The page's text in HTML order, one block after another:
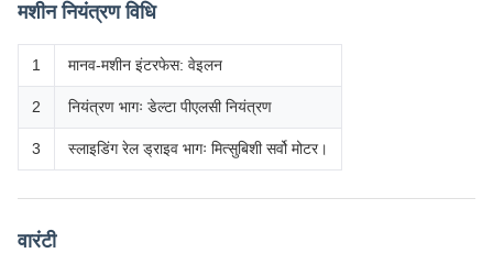
मशीन नियंत्रण विधि
1 मानव-मशीन इंटरफेस: वेइलन
2 नियंत्रण भागः डेल्टा पीएलसी नियंत्रण
3 स्लाइडिंग रेल ड्राइव भागः मित्सुबिशी सर्वो मोटर।
वारंटी